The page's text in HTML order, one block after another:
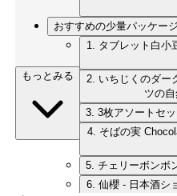
おすすめの少量パッケー
1. タブレット白小
2. いちじくのダー
ツの
3. 3枚アソートセ
4. そばの実
5. チェリーボンボ
6. 仙櫻 - 日本酒シ
もっとみる